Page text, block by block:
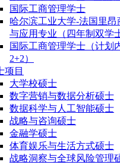
国际工商管理学士
哈尔滨工业大学-法国里
与应用专业（四年制双学
国际工商管理学士（计划
2+2）
项目
大学校硕士
数字营销与数据分析硕士
数据科学与人工智能硕士
战略与咨询硕士
金融学硕士
体育娱乐与生活方式硕士
战略洞察与全球风险管理